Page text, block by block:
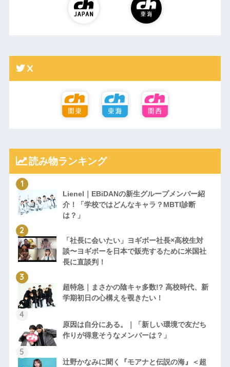
X
読み物ランキング
Lienel｜EBiDANの新生グループメンバー紹
介！「学校ではどんなキャラ？MBTI診断
は？」
「社長に会いたい」ヨギボー社長×高校生対
談〜ヨギボーを日本で販売するために米国社
長に直談判！
超特急｜まさかの陰キャ多数!? 高校時代、新
学期初日の心構えを覗きたい！
原因は自分にある。｜「新しい環境で友だち
作りが得意そうなメンバーは？」
辻野かなみに聞く『モアナと伝説の海』＜超